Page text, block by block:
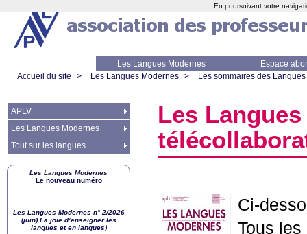
Les Langues Modernes
Espace
Accueil du site
> Les Langues Modernes > Les sommaires des
Les
Ci-
Tous
APLV
Les Langues Modernes
Tout sur les langues
Les Langues Modernes
Le nouveau numéro
Les Langues Modernes n° 2/2026
(juin) La joie d’enseigner les
langues et en langues)
En poursuivant votre